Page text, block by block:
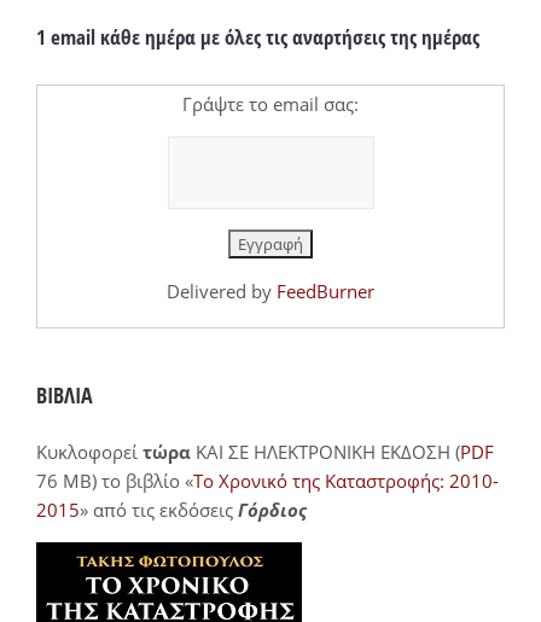
1 email κάθε ημέρα με όλες τις αναρτήσεις της ημέρας
Γράψτε το email σας:
Delivered by FeedBurner
ΒΙΒΛΙΑ
Κυκλοφορεί τώρα ΚΑΙ ΣΕ ΗΛΕΚΤΡΟΝΙΚΗ ΕΚΔΟΣΗ (PDF
76 MB) το βιβλίο «Το Χρονικό της Καταστροφής: 2010-
2015» από τις εκδόσεις Γόρδιος